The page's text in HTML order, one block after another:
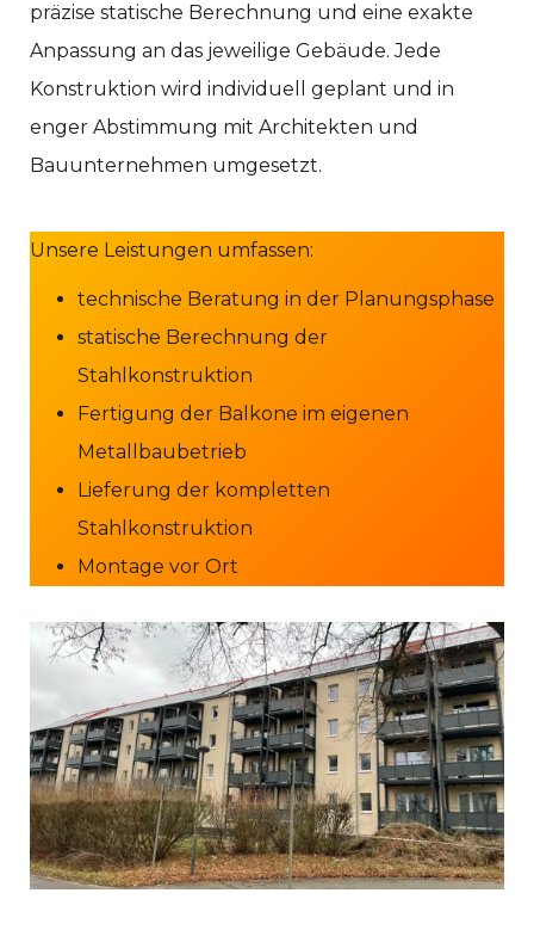
präzise statische Berechnung und eine exakte
Anpassung an das jeweilige Gebäude. Jede
Konstruktion wird individuell geplant und in
enger Abstimmung mit Architekten und
Bauunternehmen umgesetzt.
Unsere Leistungen umfassen:
technische Beratung in der Planungsphase
statische Berechnung der
Stahlkonstruktion
Fertigung der Balkone im eigenen
Metallbaubetrieb
Lieferung der kompletten
Stahlkonstruktion
Montage vor Ort